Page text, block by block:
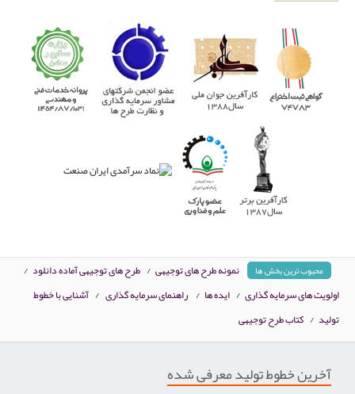
محبوب ترین بخش ها نمونه طرح های توجیهی / طرح های توجیهی آماده دانلود /
اولویت های سرمایه گذاری / ایده ها / راهنمای سرمایه گذاری / آشنایی با خطوط
تولید / کتاب طرح توجیهی
آخرین خطوط تولید معرفی شده